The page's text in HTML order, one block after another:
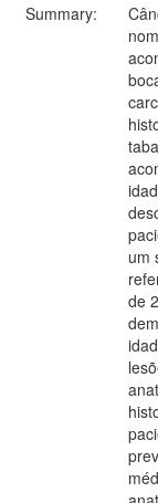
Summary:
um
de